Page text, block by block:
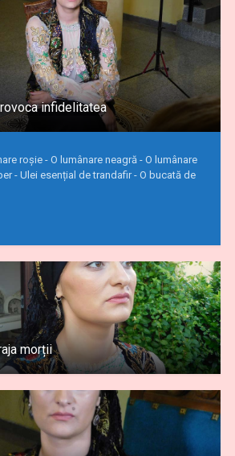
infidelitatea
roșie - O lumânare neagră - O lumânare
- Ulei esențial de trandafir - O bucată de
morții